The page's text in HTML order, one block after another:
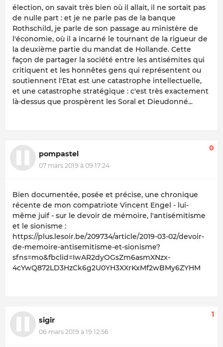
élection, on savait très bien où il allait, il ne sortait pas
de nulle part : et je ne parle pas de la banque
Rothschild, je parle de son passage au ministère de
l'économie, où il a incarné le tournant de la rigueur de
la deuxième partie du mandat de Hollande. Cette
façon de partager la société entre les antisémites qui
critiquent et les honnêtes gens qui représentent ou
soutiennent l'Etat est une catastrophe intellectuelle,
et une catastrophe stratégique : c'est très exactement
là-dessus que prospèrent les Soral et Dieudonné...
pompastel
07 mars 2019 à 09:17:24
0
Bien documentée, posée et précise, une chronique
récente de mon compatriote Vincent Engel - lui-
même juif - sur le devoir de mémoire, l'antisémitisme
et le sionisme :
https://plus.lesoir.be/209734/article/2019-03-02/devoir-
de-memoire-antisemitisme-et-sionisme?
sfns=mo&fbclid=IwAR2dyOGsZm6asmXNzx-
4cYwQ872LD3HzCk6g2U0YH3XXrKxMf2wBMy6ZYHM
sigir
06 mars 2019 à 19:12:56
1